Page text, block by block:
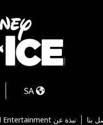
SA
بنا نبذة عن Feld Entertainment